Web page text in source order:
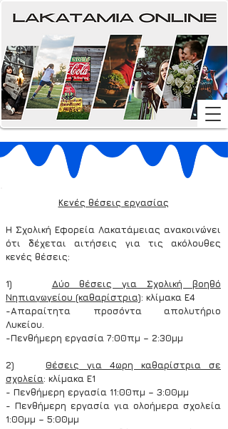
Κενές θέσεις εργασίας
Η Σχολική Εφορεία Λακατάμειας ανακοινώνει
ότι δέχεται αιτήσεις για τις ακόλουθες
κενές θέσεις:
1) Δύο θέσεις για Σχολική βοηθό
Νηπιαγωγείου (καθαρίστρια): κλίμακα Ε4
-Απαραίτητα προσόντα απολυτήριο
Λυκείου.
-Πενθήμερη εργασία 7:00πμ – 2:30μμ
2) Θέσεις για 4ωρη καθαρίστρια σε
σχολεία: κλίμακα Ε1
- Πενθήμερη εργασία 11:00πμ – 3:00μμ
- Πενθήμερη εργασία για ολοήμερα σχολεία
1:00μμ – 5:00μμ